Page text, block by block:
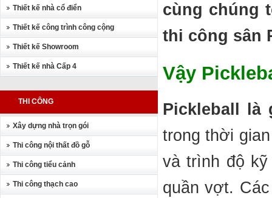
Thiết kế nhà cổ điển
Thiết kế công trình công cộng
Thiết kế Showroom
Thiết kế nhà Cấp 4
THI CÔNG
Xây dựng nhà trọn gói
Thi công nội thất đồ gỗ
Thi công tiểu cảnh
Thi công thạch cao
cùng chúng
thi công sân
Vậy
Pickleball là
trong thời
và trình độ
quần vợt.